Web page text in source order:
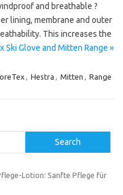
and breathable ?
lining, membrane and outer
This increases the
Ski Glove and Mitten Range »
, Hestra , Mitten , Range
Search
Lotion: Sanfte Pflege für